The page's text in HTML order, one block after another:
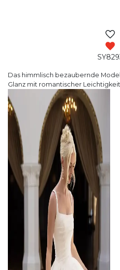
Das himmlisch bezaubernde
Glanz mit romantischer